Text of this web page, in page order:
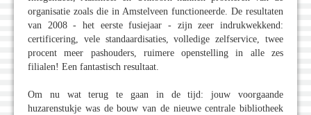
organisatie zoals die in Amstelveen functioneerde. De resultaten
van 2008 - het eerste fusiejaar - zijn zeer indrukwekkend:
certificering, vele standaardisaties, volledige zelfservice, twee
procent meer pashouders, ruimere openstelling in alle zes
filialen! Een fantastisch resultaat.
Om nu wat terug te gaan in de tijd: jouw voorgaande
huzarenstukje was de bouw van de nieuwe centrale bibliotheek